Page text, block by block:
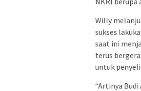
Willy
sukses
saat ini
terus
untuk
“Artinya